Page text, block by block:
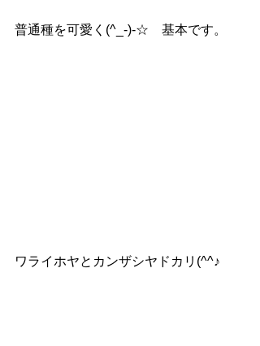
普通種を可愛く(^_-)-☆　基本です。
ワライホヤとカンザシヤドカリ(^^♪